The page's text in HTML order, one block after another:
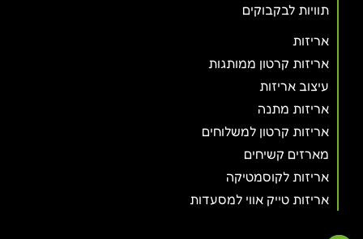
תוויות לבקבוקים
אריזות
אריזות קרטון ממותגות
עיצוב אריזות
אריזות מתנה
אריזות קרטון למשלוחים
מארזים קשיחים
אריזות לקוסמטיקה
אריזות טייק אווי למסעדות